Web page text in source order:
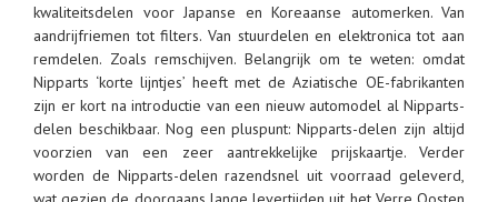
kwaliteitsdelen voor Japanse en Koreaanse automerken. Van
aandrijfriemen tot filters. Van stuurdelen en elektronica tot aan
remdelen. Zoals remschijven. Belangrijk om te weten: omdat
Nipparts ‘korte lijntjes’ heeft met de Aziatische OE-fabrikanten
zijn er kort na introductie van een nieuw automodel al Nipparts-
delen beschikbaar. Nog een pluspunt: Nipparts-delen zijn altijd
voorzien van een zeer aantrekkelijke prijskaartje. Verder
worden de Nipparts-delen razendsnel uit voorraad geleverd,